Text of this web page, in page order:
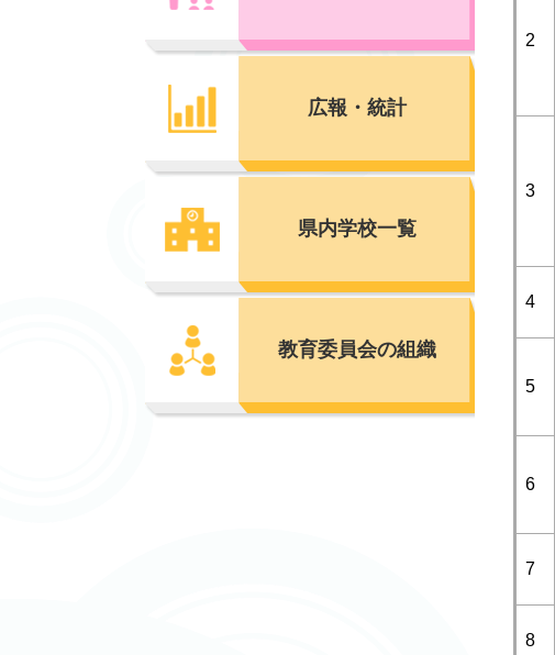
2
3
4
5
6
7
8
広報・統計
県内学校一覧
教育委員会の組織